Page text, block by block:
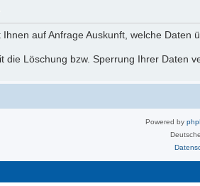
auf Anfrage Auskunft, welche Daten
die Löschung bzw. Sperrung Ihrer Daten
Powered by